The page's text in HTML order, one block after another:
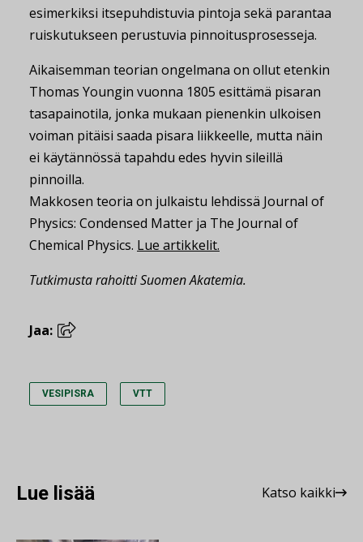
esimerkiksi itsepuhdistuvia pintoja sekä parantaa
ruiskutukseen perustuvia pinnoitusprosesseja.
Aikaisemman teorian ongelmana on ollut etenkin
Thomas Youngin vuonna 1805 esittämä pisaran
tasapainotila, jonka mukaan pienenkin ulkoisen
voiman pitäisi saada pisara liikkeelle, mutta näin
ei käytännössä tapahdu edes hyvin sileillä
pinnoilla.
Makkosen teoria on julkaistu lehdissä Journal of
Physics: Condensed Matter ja The Journal of
Chemical Physics. Lue artikkelit.
Tutkimusta rahoitti Suomen Akatemia.
Jaa:
VESIPISRA VTT
Lue lisää Katso kaikki